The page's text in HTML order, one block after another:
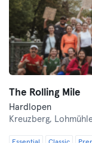
The Rolling Mile
Hardlopen
Kreuzberg,